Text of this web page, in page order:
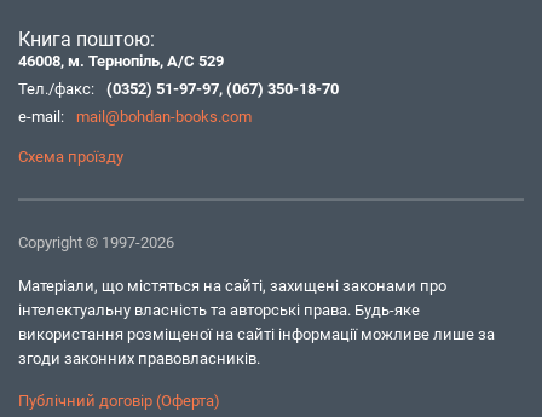
Книга поштою:
46008, м. Тернопіль, А/С 529
Тел./факс:
(0352) 51-97-97, (067) 350-18-70
e-mail:
mail@bohdan-books.com
Схема проїзду
Copyright © 1997-2026
Матеріали, що містяться на сайті, захищені законами про
інтелектуальну власність та авторські права. Будь-яке
використання розміщеної на сайті інформації можливе лише за
згоди законних правовласників.
Публічний договір (Оферта)